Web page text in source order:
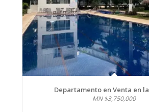
Departamento en Venta en
MN $3,750,000